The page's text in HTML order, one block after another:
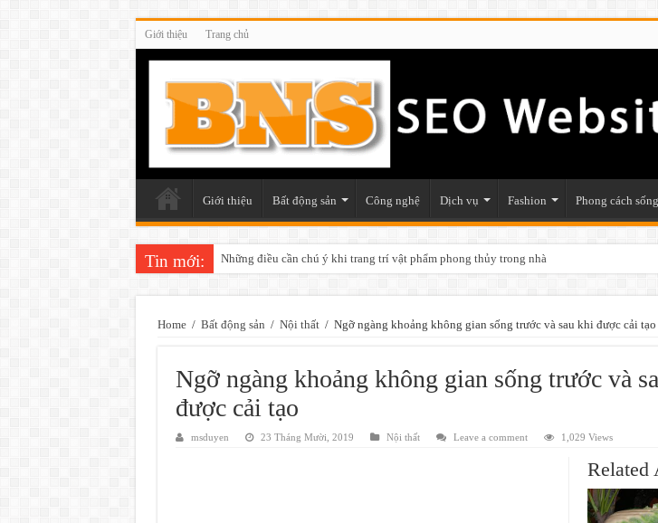
Giới thiệu Trang chủ
Giới thiệu Bất động sản Công nghệ Dịch vụ Fashion Phong cách sống
Tin mới: Những điều cần chú ý khi trang trí vật phẩm phong thủy trong nhà
Home / Bất động sản / Nội thất / Ngỡ ngàng khoảng không gian sống trước và sau khi được cải tạo
Ngỡ ngàng khoảng không gian sống trước và
được cải tạo
msduyen 23 Tháng Mười, 2019 Nội thất Leave a comment 1,029 Views
Related